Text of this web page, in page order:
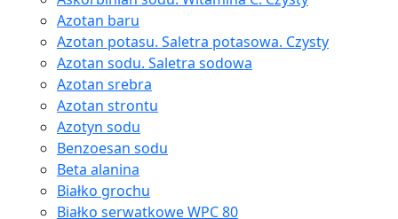
Azotan baru
Azotan potasu. Saletra potasowa. Czysty
Azotan sodu. Saletra sodowa
Azotan srebra
Azotan strontu
Azotyn sodu
Benzoesan sodu
Beta alanina
Białko grochu
Białko serwatkowe WPC 80